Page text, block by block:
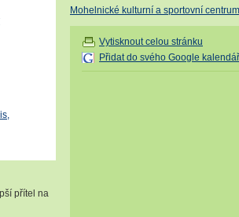
přítel na
Mohelnické kulturní a sportovní centrum
Vytisknout celou stránku
Přidat do svého Google